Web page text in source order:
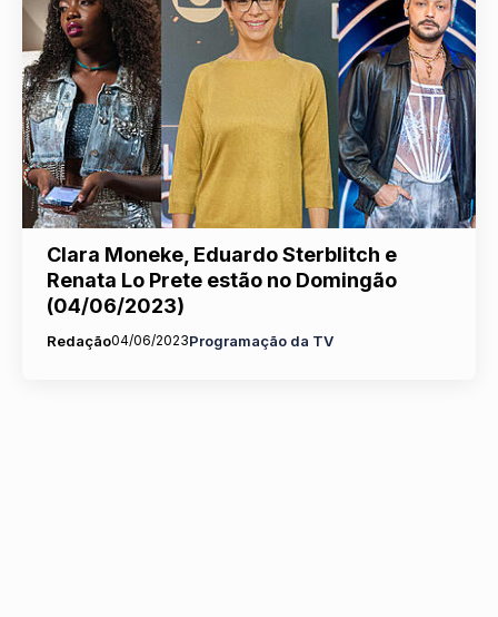
Clara Moneke, Eduardo Sterblitch e
Renata Lo Prete estão no Domingão
(04/06/2023)
Redação04/06/2023Programação da TV